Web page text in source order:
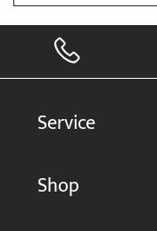
Service
Shop